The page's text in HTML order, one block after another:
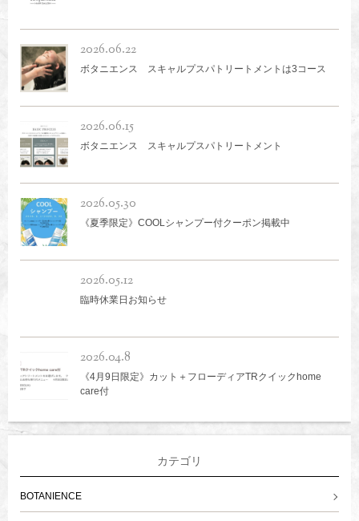
2026.06.22
ボタニエンス スキャルプスパトリートメントは3コース
2026.06.15
ボタニエンス スキャルプスパトリートメント
2026.05.30
《夏季限定》COOLシャンプー付クーポン掲載中
2026.05.12
臨時休業日お知らせ
2026.04.8
《4月9日限定》カット＋フローディアTRクイックhome
care付
カテゴリ
BOTANIENCE